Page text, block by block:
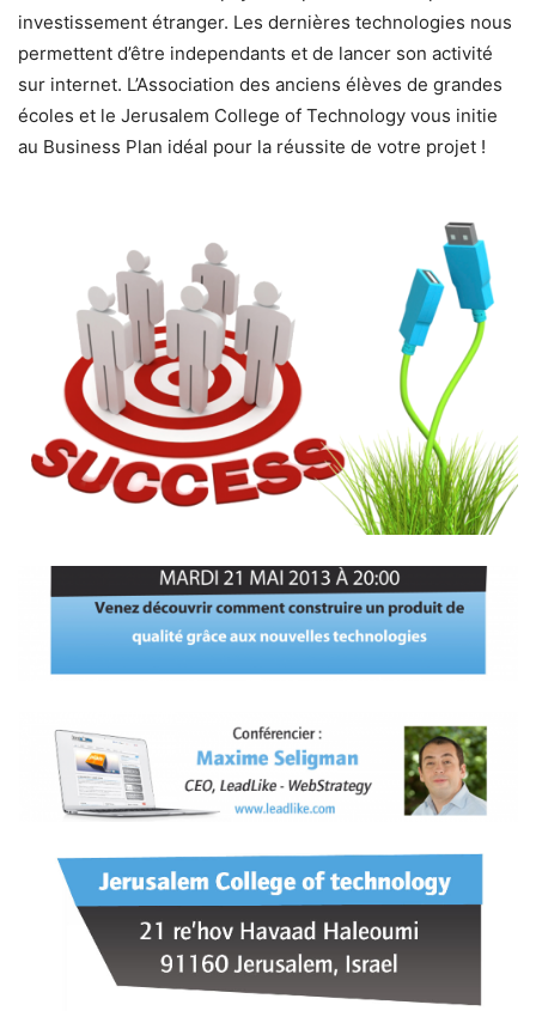
investissement étranger. Les dernières technologies nous
permettent d’être independants et de lancer son activité
sur internet. L’Association des anciens élèves de grandes
écoles et le Jerusalem College of Technology vous initie
au Business Plan idéal pour la réussite de votre projet !